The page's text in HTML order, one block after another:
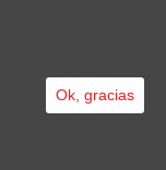
Ok, gracias